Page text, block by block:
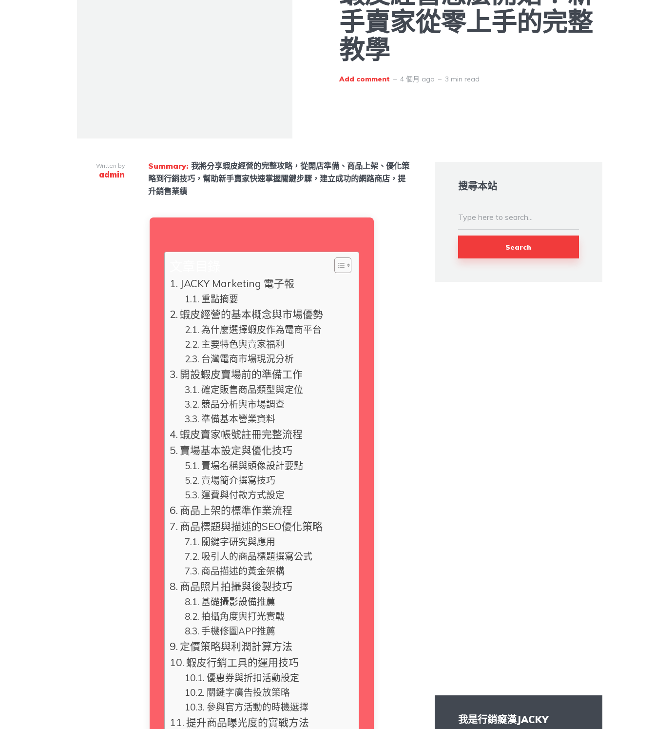
手賣家從零上手的完整
教學
Add comment 4 個月 ago 3 min read
Written by
admin
Summary: 我將分享蝦皮經營的完整攻略，從開店準備、商品上架、優化策
略到行銷技巧，幫助新手賣家快速掌握關鍵步驟，建立成功的網路商店，提
升銷售業績
JACKY Marketing 電子報
重點摘要
蝦皮經營的基本概念與市場優勢
為什麼選擇蝦皮作為電商平台
主要特色與賣家福利
台灣電商市場現況分析
開設蝦皮賣場前的準備工作
確定販售商品類型與定位
競品分析與市場調查
準備基本營業資料
蝦皮賣家帳號註冊完整流程
賣場基本設定與優化技巧
賣場名稱與頭像設計要點
賣場簡介撰寫技巧
運費與付款方式設定
商品上架的標準作業流程
商品標題與描述的SEO優化策略
關鍵字研究與應用
吸引人的商品標題撰寫公式
商品描述的黃金架構
商品照片拍攝與後製技巧
基礎攝影設備推薦
拍攝角度與打光實戰
手機修圖APP推薦
定價策略與利潤計算方法
蝦皮行銷工具的運用技巧
優惠券與折扣活動設定
關鍵字廣告投放策略
參與官方活動的時機選擇
提升商品曝光度的實戰方法
搜尋本站
Search
我是行銷癡漢JACKY